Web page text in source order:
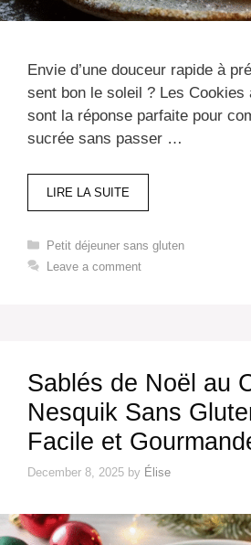
Envie d’une douceur rapide à
sent bon le soleil ? Les Cookies
sont la réponse parfaite pour
sucrée sans passer …
LIRE LA SUITE
Categories
Petit déjeuner sans gluten​
Leave a comment
Sablés de Noël au
Nesquik Sans
Facile et
December 8, 2025 by Élise